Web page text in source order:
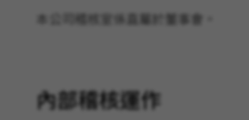
本公司稽核室係直屬於董事會。
內部稽核運作